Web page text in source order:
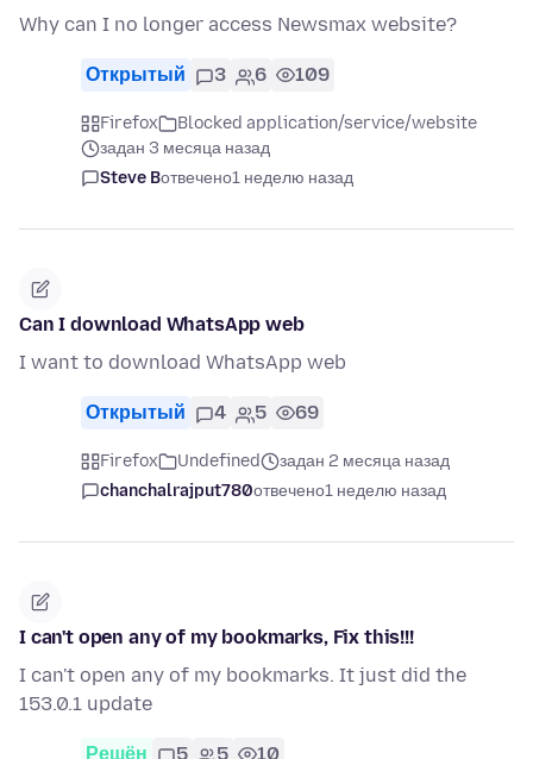
Why can I no longer access Newsmax website?
Открытый 3 6 109
Firefox
Blocked application/service/website
задан 3 месяца назад
Steve Bотвечено1 неделю назад
Can I download WhatsApp web
I want to download WhatsApp web
Открытый 4 5 69
Firefox Undefined
задан 2 месяца назад
chanchalrajput780отвечено1 неделю назад
I can't open any of my bookmarks, Fix this!!!
I can't open any of my bookmarks. It just did the
153.0.1 update
Решён 5 5 10